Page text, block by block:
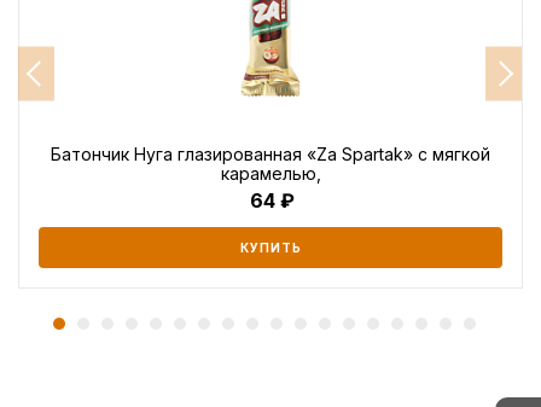
Батончик Нуга глазированная «Za Spartak» с мягкой
карамелью,
64
КУПИТЬ